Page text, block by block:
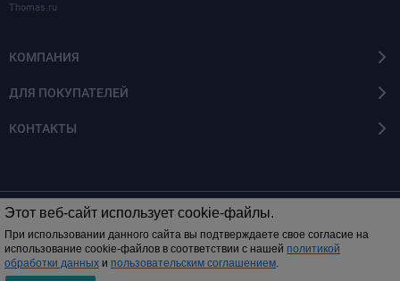
Этот веб-сайт использует cookie-файлы.
При использовании данного сайта вы подтверждаете свое согласие на
использование cookie-файлов в соответствии с нашей политикой
обработки данных и пользовательским соглашением.
Thomas.ru
КОМПАНИЯ
ДЛЯ ПОКУПАТЕЛЕЙ
КОНТАКТЫ
0